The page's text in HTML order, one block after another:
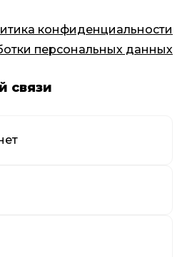
конфиденциальности
персональных данных
связи